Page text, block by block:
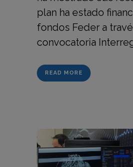
plan ha estado
fondos Feder a
convocatoria
READ MORE